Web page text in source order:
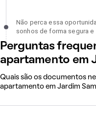
Não perca essa
de forma segura e
Não perca essa
sonhos de forma segura
Perguntas
apartamento em
Quais são os documentos
apartamento em Jardim